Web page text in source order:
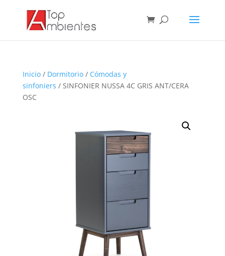
Inicio/ Dormitorio/ Cómodas y
sinfoniers / SINFONIER NUSSA 4C GRIS ANT/CERA
OSC